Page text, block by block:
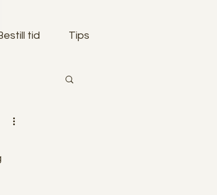
tid Tips